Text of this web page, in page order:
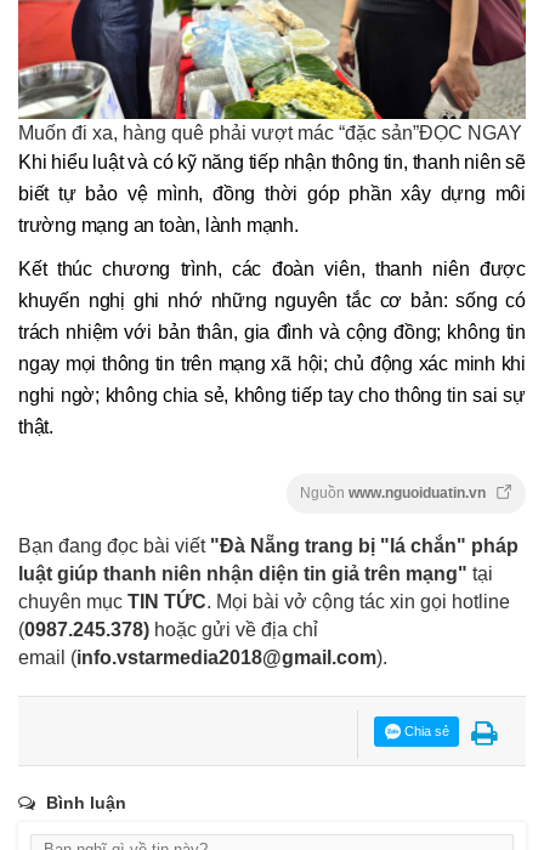
Muốn đi xa, hàng quê phải vượt mác “đặc sản”ĐỌC NGAY
Khi hiểu luật và có kỹ năng tiếp nhận thông tin, thanh niên sẽ
biết tự bảo vệ mình, đồng thời góp phần xây dựng môi
trường mạng an toàn, lành mạnh.
Kết thúc chương trình, các đoàn viên, thanh niên được
khuyến nghị ghi nhớ những nguyên tắc cơ bản: sống có
trách nhiệm với bản thân, gia đình và cộng đồng; không tin
ngay mọi thông tin trên mạng xã hội; chủ động xác minh khi
nghi ngờ; không chia sẻ, không tiếp tay cho thông tin sai sự
thật.
Nguồn www.nguoiduatin.vn
Bạn đang đọc bài viết "Đà Nẵng trang bị "lá chắn" pháp
luật giúp thanh niên nhận diện tin giả trên mạng" tại
chuyên mục TIN TỨC. Mọi bài vở cộng tác xin gọi hotline
(0987.245.378) hoặc gửi về địa chỉ
email (info.vstarmedia2018@gmail.com).
Chia sẻ
Bình luận